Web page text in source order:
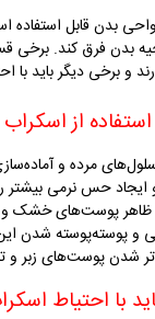
بدن قابل
بدن فرق کند.
و برخی دیگر باید
از
مرده و
ایجاد حس نرمی
ظاهر پوست‌های خشک
پوسته‌پوسته شدن
شدن پوست‌های زبر و
با احتیاط